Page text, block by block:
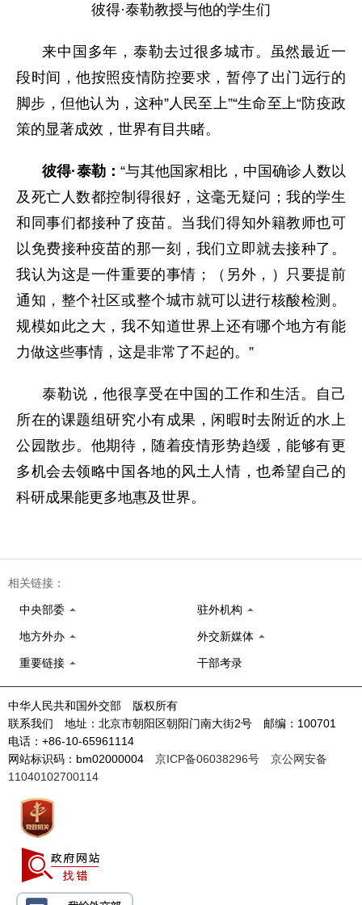
彼得·泰勒教授与他的学生们
来中国多年，泰勒去过很多城市。虽然最近一
段时间，他按照疫情防控要求，暂停了出门远行的
脚步，但他认为，这种”人民至上”“生命至上“防疫政
策的显著成效，世界有目共睹。
彼得·泰勒：“与其他国家相比，中国确诊人数以
及死亡人数都控制得很好，这毫无疑问；我的学生
和同事们都接种了疫苗。当我们得知外籍教师也可
以免费接种疫苗的那一刻，我们立即就去接种了。
我认为这是一件重要的事情；（另外，）只要提前
通知，整个社区或整个城市就可以进行核酸检测。
规模如此之大，我不知道世界上还有哪个地方有能
力做这些事情，这是非常了不起的。”
泰勒说，他很享受在中国的工作和生活。自己
所在的课题组研究小有成果，闲暇时去附近的水上
公园散步。他期待，随着疫情形势趋缓，能够有更
多机会去领略中国各地的风土人情，也希望自己的
科研成果能更多地惠及世界。
相关链接：
中央部委 驻外机构
地方外办 外交新媒体
重要链接 干部考录
中华人民共和国外交部 版权所有
联系我们 地址：北京市朝阳区朝阳门南大街2号 邮编：100701
电话：+86-10-65961114
网站标识码：bm02000004 京ICP备06038296号
京公网安备
11040102700114